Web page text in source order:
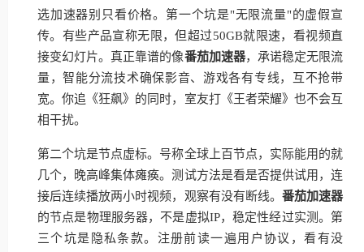
选加速器别只看价格。第一个坑是"无限流量"的虚假宣
传。有些产品宣称无限，但超过50GB就限速，看视频直
接变幻灯片。真正靠谱的像番茄加速器，承诺稳定无限流
量，智能分流技术确保影音、游戏各有专线，互不抢带
宽。你追《狂飙》的同时，室友打《王者荣耀》也不会互
相干扰。
第二个坑是节点虚标。号称全球上百节点，实际能用的就
几个，晚高峰集体瘫痪。测试方法是看是否提供试用，连
接后连续播放两小时视频，观察有没有断线。 番茄加速器
的节点是物理服务器，不是虚拟IP，稳定性经过实测。第
三个坑是隐私条款。注册前读一遍用户协议，看有没